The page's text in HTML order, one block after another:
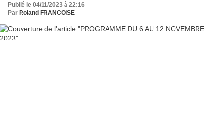
Publié le 04/11/2023 à 22:16
Par Roland FRANCOISE